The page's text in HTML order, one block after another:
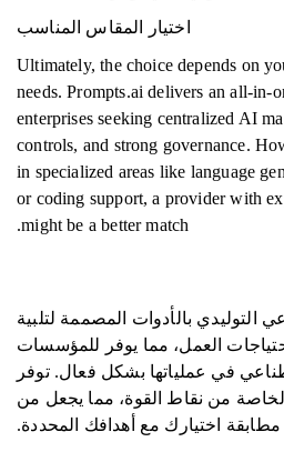
اختيار المقاس المناسب
Ultimately, the choice depends on
needs. Prompts.ai delivers an all-in-
enterprises seeking centralized AI
controls, and strong governance.
in specialized areas like language
or coding support, a provider with
might be a better match.
التوليدي بالأدوات المصممة لتلبية
العمل، مما يوفر للمؤسسات
في عملياتها بشكل فعال. توفر
من نقاط القوة، مما يجعل من
اختيارك مع أهدافك المحددة.